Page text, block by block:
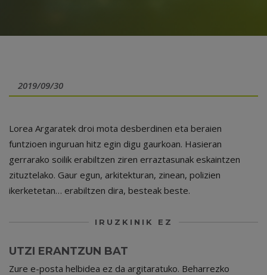
2019/09/30
Lorea Argaratek droi mota desberdinen eta beraien
funtzioen inguruan hitz egin digu gaurkoan. Hasieran
gerrarako soilik erabiltzen ziren erraztasunak eskaintzen
zituztelako. Gaur egun, arkitekturan, zinean, polizien
ikerketetan… erabiltzen dira, besteak beste.
IRUZKINIK EZ
UTZI ERANTZUN BAT
Zure e-posta helbidea ez da argitaratuko. Beharrezko